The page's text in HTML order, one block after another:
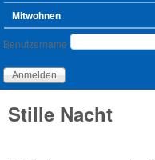
Mitwohnen
Benutzeranmeldung
Benutzername
Stille Nacht